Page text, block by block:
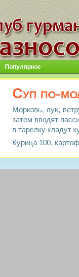
Популярное
Суп по-
Морковь, лук,
затем вводят
в тарелку кладут
Курица 100,